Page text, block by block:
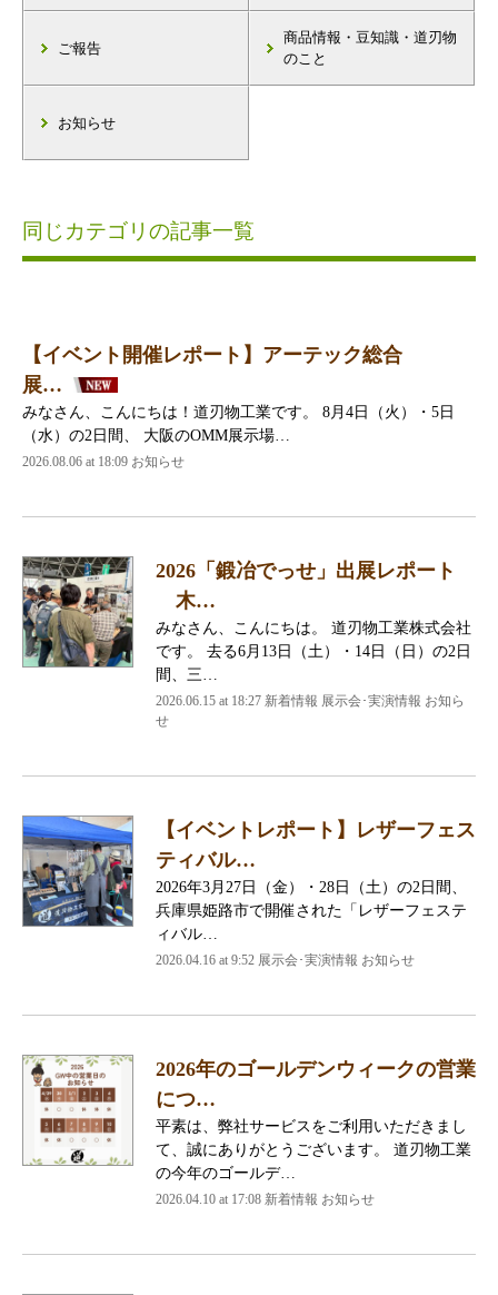
ご報告
商品情報・豆知識・道刃物
のこと
お知らせ
同じカテゴリの記事一覧
【イベント開催レポート】アーテック総合
展…
みなさん、こんにちは！道刃物工業です。 8月4日（火）・5日
（水）の2日間、 大阪のOMM展示場…
2026.08.06 at 18:09 お知らせ
2026「鍛冶でっせ」出展レポート
木…
みなさん、こんにちは。 道刃物工業株式会社
です。 去る6月13日（土）・14日（日）の2日
間、三…
2026.06.15 at 18:27 新着情報 展示会･実演情報 お知ら
せ
【イベントレポート】レザーフェス
ティバル…
2026年3月27日（金）・28日（土）の2日間、
兵庫県姫路市で開催された「レザーフェステ
ィバル…
2026.04.16 at 9:52 展示会･実演情報 お知らせ
2026年のゴールデンウィークの営業
につ…
平素は、弊社サービスをご利用いただきまし
て、誠にありがとうございます。 道刃物工業
の今年のゴールデ…
2026.04.10 at 17:08 新着情報 お知らせ